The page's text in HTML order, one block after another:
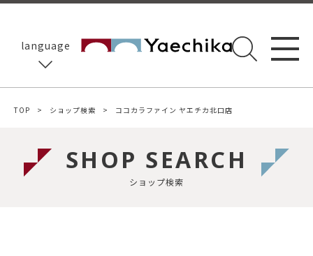
language
TOP ショップ検索 ココカラファイン ヤエチカ北口店
SHOP SEARCH
ショップ検索